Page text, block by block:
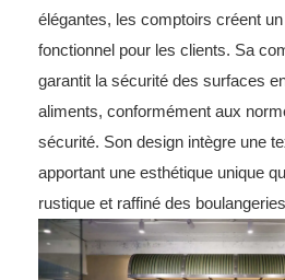
élégantes, les comptoirs créent
fonctionnel pour les clients. Sa
garantit la sécurité des surfaces
aliments, conformément aux
sécurité. Son design intègre une
apportant une esthétique unique
rustique et raffiné des